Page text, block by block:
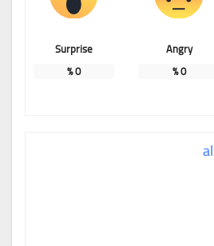
Angry
0
%
Surprise
0
%